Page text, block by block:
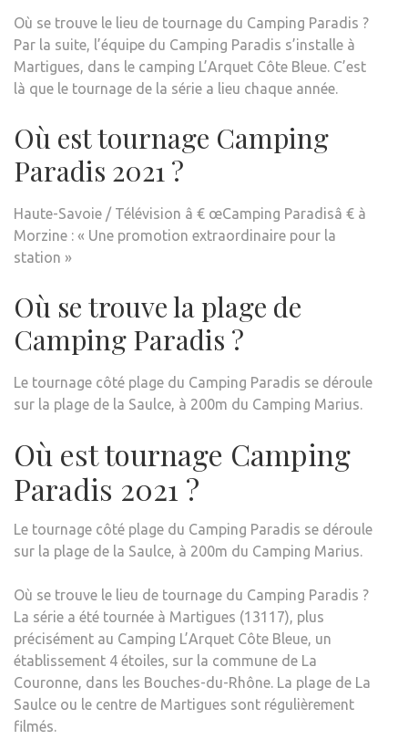
Où se trouve le lieu de tournage du Camping Paradis ?
Par la suite, l’équipe du Camping Paradis s’installe à
Martigues, dans le camping L’Arquet Côte Bleue. C’est
là que le tournage de la série a lieu chaque année.
Où est tournage Camping
Paradis 2021 ?
Haute-Savoie / Télévision â € œCamping Paradisâ € à
Morzine : « Une promotion extraordinaire pour la
station »
Où se trouve la plage de
Camping Paradis ?
Le tournage côté plage du Camping Paradis se déroule
sur la plage de la Saulce, à 200m du Camping Marius.
Où est tournage Camping
Paradis 2021 ?
Le tournage côté plage du Camping Paradis se déroule
sur la plage de la Saulce, à 200m du Camping Marius.
Où se trouve le lieu de tournage du Camping Paradis ?
La série a été tournée à Martigues (13117), plus
précisément au Camping L’Arquet Côte Bleue, un
établissement 4 étoiles, sur la commune de La
Couronne, dans les Bouches-du-Rhône. La plage de La
Saulce ou le centre de Martigues sont régulièrement
filmés.